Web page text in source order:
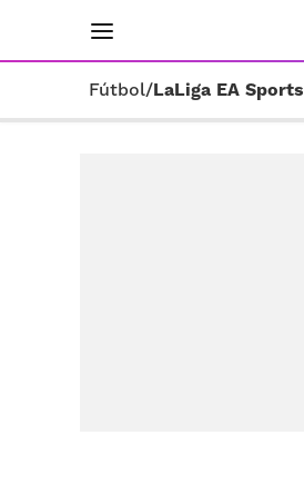
Fútbol/LaLiga EA Sports